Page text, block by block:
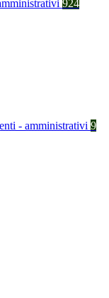
924
- amministrativi 9